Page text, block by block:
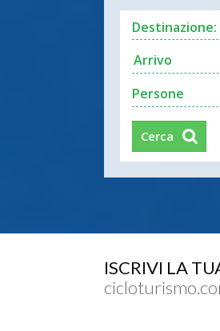
Destinazione:
Persone
Cerca
ISCRIVI LA